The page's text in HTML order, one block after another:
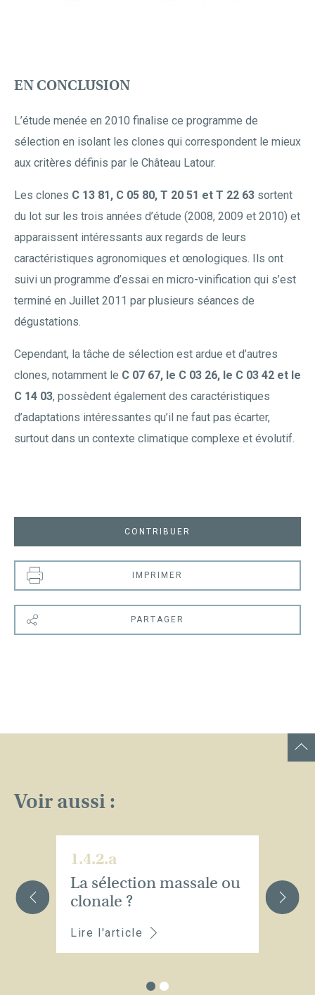
EN CONCLUSION
L’étude menée en 2010 finalise ce programme de
sélection en isolant les clones qui correspondent le mieux
aux critères définis par le Château Latour.
Les clones C 13 81, C 05 80, T 20 51 et T 22 63 sortent
du lot sur les trois années d’étude (2008, 2009 et 2010) et
apparaissent intéressants aux regards de leurs
caractéristiques agronomiques et œnologiques. Ils ont
suivi un programme d’essai en micro-vinification qui s’est
terminé en Juillet 2011 par plusieurs séances de
dégustations.
Cependant, la tâche de sélection est ardue et d’autres
clones, notamment le C 07 67, le C 03 26, le C 03 42 et le
C 14 03, possèdent également des caractéristiques
d’adaptations intéressantes qu’il ne faut pas écarter,
surtout dans un contexte climatique complexe et évolutif.
CONTRIBUER
IMPRIMER
PARTAGER
Voir aussi :
1.4.2.a
La sélection massale ou
clonale ?
Lire l'article